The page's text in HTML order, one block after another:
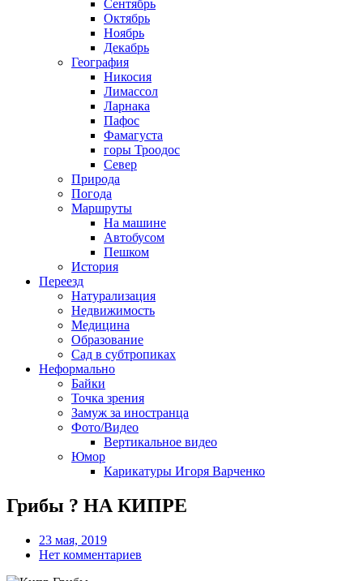
Сентябрь
Октябрь
Ноябрь
Декабрь
География
Никосия
Лимассол
Ларнака
Пафос
Фамагуста
горы Троодос
Север
Природа
Погода
Маршруты
На машине
Автобусом
Пешком
История
Переезд
Натурализация
Недвижимость
Медицина
Образование
Сад в субтропиках
Неформально
Байки
Точка зрения
Замуж за иностранца
Фото/Видео
Вертикальное видео
Юмор
Карикатуры Игоря Варченко
Грибы ? НА КИПРЕ
23 мая, 2019
Нет комментариев